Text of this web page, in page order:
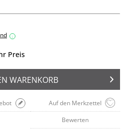
i
Preis
WARENKORB
Auf den Merkzettel
Bewerten